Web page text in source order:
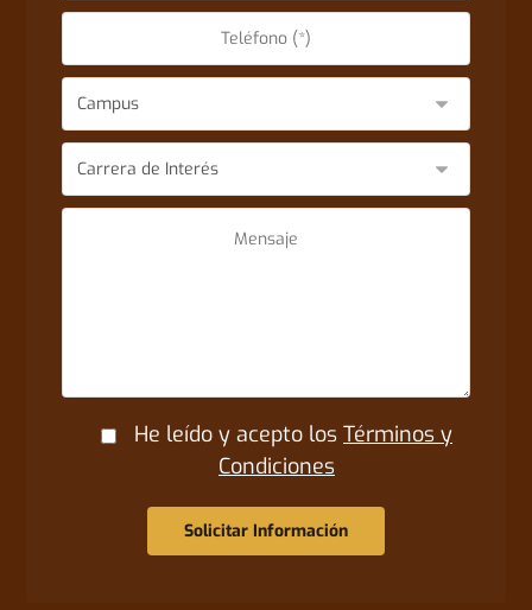
He leído y acepto los Términos y
Condiciones
Solicitar Información